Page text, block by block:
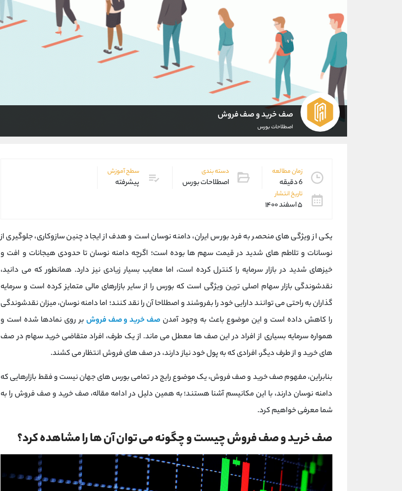
صف خرید و صف فروش
اصطلاحات بورس
زمان مطالعه
6 دقیقه
دسته بندی
اصطلاحات بورس
سطح آموزش
پیشرفته
تاریخ انتشار
۵ اسفند ۱۴۰۰
یکی از ویژگی های منحصر به فرد بورس ایران، دامنه نوسان است و هدف از ایجاد چنین سازوکاری، جلوگیری از
نوسانات و تلاطم های شدید در قیمت سهم ها بوده است؛ اگرچه دامنه نوسان تا حدودی هیجانات و افت و
خیزهای شدید در بازار سرمایه را کنترل کرده است، اما معایب بسیار زیادی نیز دارد. همانطور که می دانید،
نقدشوندگی بازار سهام اصلی ترین ویژگی است که بورس را از سایر بازارهای مالی متمایز کرده است و سرمایه
گذاران به راحتی می توانند دارایی خود را بفروشند و اصطلاحا آن را نقد کنند؛ اما دامنه نوسان، میزان نقدشوندگی
را کاهش داده است و این موضوع باعث به وجود آمدن صف خرید و صف فروش بر روی نمادها شده است و
همواره سرمایه بسیاری از افراد در این صف ها معطل می ماند. از یک طرف، افراد متقاضی خرید سهام در صف
های خرید و از طرف دیگر، افرادی که به پول خود نیاز دارند، در صف های فروش انتظار می کشند.
بنابراین، مفهوم صف خرید و صف فروش، یک موضوع رایج در تمامی بورس های جهان نیست و فقط بازارهایی که
دامنه نوسان دارند، با این مکانیسم آشنا هستند؛ به همین دلیل در ادامه مقاله، صف خرید و صف فروش را به
شما معرفی خواهیم کرد.
صف خرید و صف فروش چیست و چگونه می توان آن ها را مشاهده کرد؟